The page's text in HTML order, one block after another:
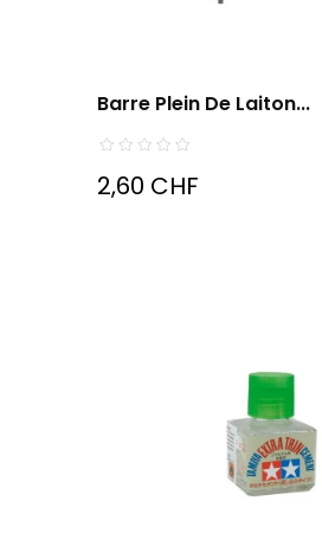
Barre Plein De Laiton...
2,60 CHF